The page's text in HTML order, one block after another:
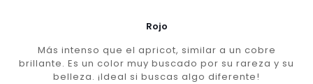
Rojo
Más intenso que el apricot, similar a un cobre
brillante. Es un color muy buscado por su rareza y su
belleza. ¡Ideal si buscas algo diferente!